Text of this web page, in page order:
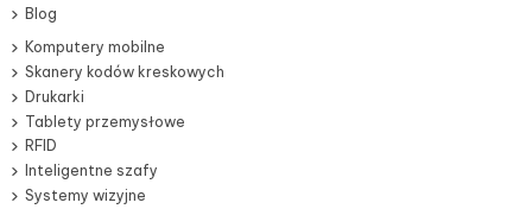
Blog
Komputery mobilne
Skanery kodów kreskowych
Drukarki
Tablety przemysłowe
RFID
Inteligentne szafy
Systemy wizyjne